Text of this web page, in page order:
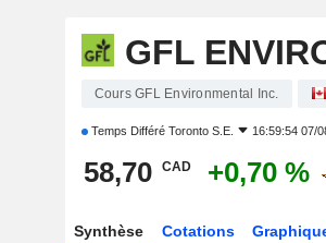
GFL
Cours GFL Environmental Inc.
Temps Différé Toronto S.E. 16:59:54 07/
58,70 CAD +0,70 %
Synthèse Cotations